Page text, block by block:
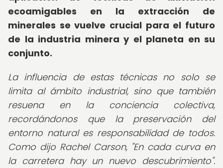
ecoamigables en la extracción de
minerales se vuelve crucial para el futuro
de la industria minera y el planeta en su
conjunto.
La influencia de estas técnicas no solo se
limita al ámbito industrial, sino que también
resuena en la conciencia colectiva,
recordándonos que la preservación del
entorno natural es responsabilidad de todos.
Como dijo Rachel Carson, "En cada curva en
la carretera hay un nuevo descubrimiento".